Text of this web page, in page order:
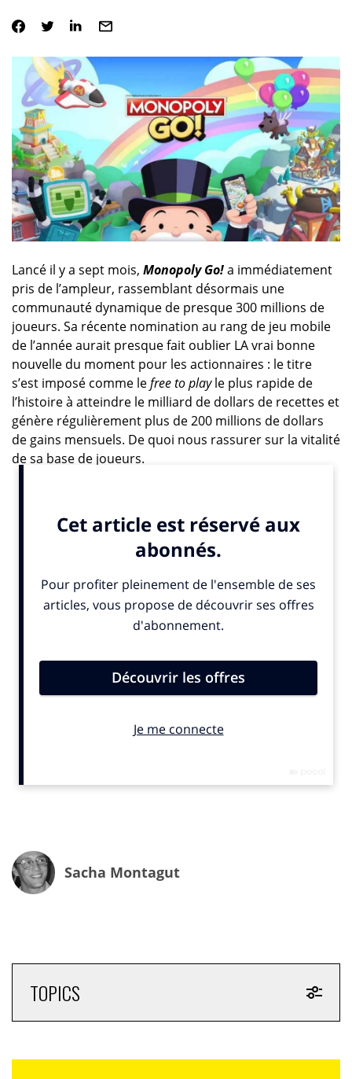
Lancé il y a sept mois, Monopoly Go!a immédiatement
pris de l’ampleur, rassemblant désormais une
communauté dynamique de presque 300 millions de
joueurs. Sa récente nomination au rang de jeu mobile
de l’année aurait presque fait oublier LA vrai bonne
nouvelle du moment pour les actionnaires : le titre
s’est imposé comme lefree to playle plus rapide de
l’histoire à atteindre le milliard de dollars de recettes et
génère régulièrement plus de 200 millions de dollars
de gains mensuels. De quoi nous rassurer sur la vitalité
de sa base de joueurs.
applications mobiles aux États-Unis, de fidéliser les joueurs
comme on ne l’a pas vu depuis des années dans le secteur
des jeux mobiles et de devenir une entreprise extrêmement
Success story sans passer par la case « galère »
téléchargement,Monopoly Goa déjà été téléchargé
Sacha Montagut
TOPICS